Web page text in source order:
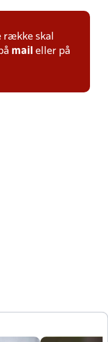
række skal
mail eller på